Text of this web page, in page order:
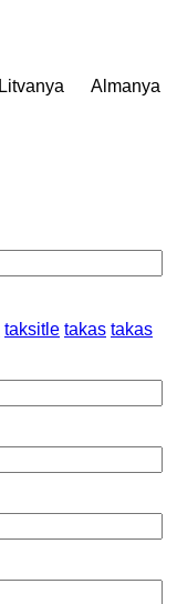
Litvanya
Almanya
taksitle takas takas